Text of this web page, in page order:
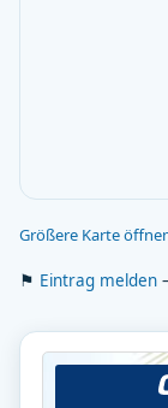
Größere Karte
⚑ Eintrag melden